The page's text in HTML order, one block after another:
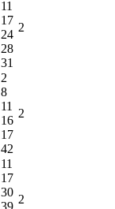
11
17
24
28
31
2
2
8
11
16
17
42
2
11
17
30
39
2